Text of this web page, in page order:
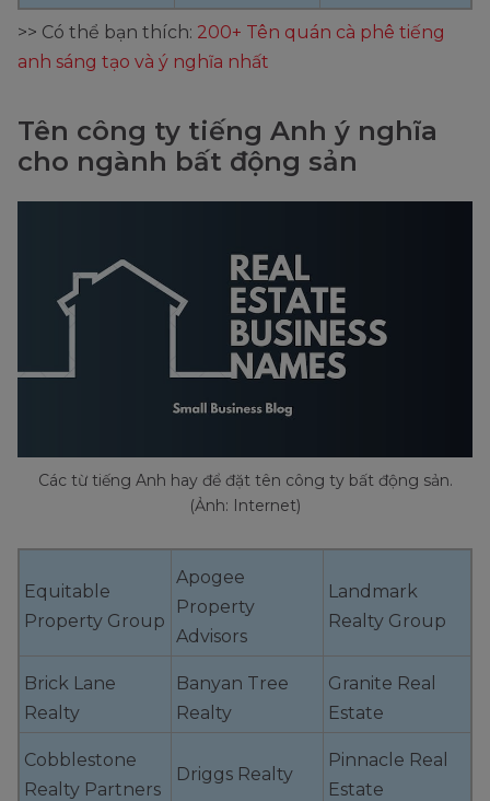
>> Có thể bạn thích: 200+ Tên quán cà phê tiếng
anh sáng tạo và ý nghĩa nhất
Tên công ty tiếng Anh ý nghĩa
cho ngành bất động sản
Các từ tiếng Anh hay để đặt tên công ty bất động sản.
(Ảnh: Internet)
Equitable
Property Group
Apogee
Property
Advisors
Landmark
Realty Group
Brick Lane
Realty
Banyan Tree
Realty
Granite Real
Estate
Cobblestone
Realty Partners
Driggs Realty
Pinnacle Real
Estate